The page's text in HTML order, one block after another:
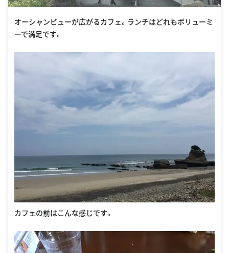
オーシャンビューが広がるカフェ。ランチはどれもボリューミ
ーで満足です。
カフェの前はこんな感じです。